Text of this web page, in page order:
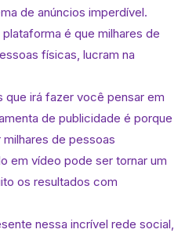
de anúncios imperdível.
é que milhares de
físicas, lucram na
que irá fazer você pensar em
de publicidade é porque
de pessoas
em vídeo pode ser tornar um
os resultados com
nessa incrível rede social,